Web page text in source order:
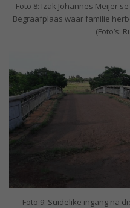
Foto 8: Izak Johannes Meijer
Begraafplaas waar familie
(Foto’s:
Foto 9: Suidelike ingang na